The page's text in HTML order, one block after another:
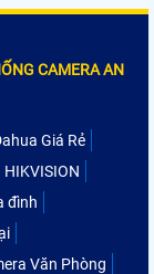
CAMERA AN
Giá Rẻ
đình
Văn Phòng